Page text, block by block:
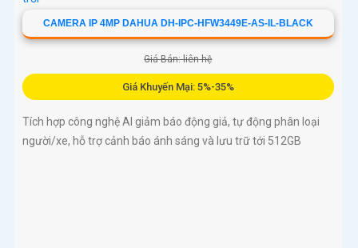
CAMERA IP 4MP DAHUA DH-IPC-HFW3449E-AS-IL-BLACK
Giá Bán: liên hệ
Giá Khuyến Mại: 5%-35%
Tích hợp công nghệ AI giảm báo động giả, tự động phân loại
người/xe, hỗ trợ cảnh báo ánh sáng và lưu trữ tới 512GB